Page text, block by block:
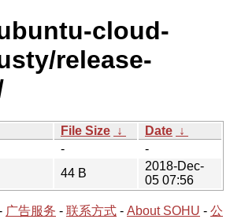
cloud-
release-
File Size ↓ Date ↓
-
-
44 B
2018-Dec-
05 07:56
广告服务 - 联系方式 - About SOHU - 公